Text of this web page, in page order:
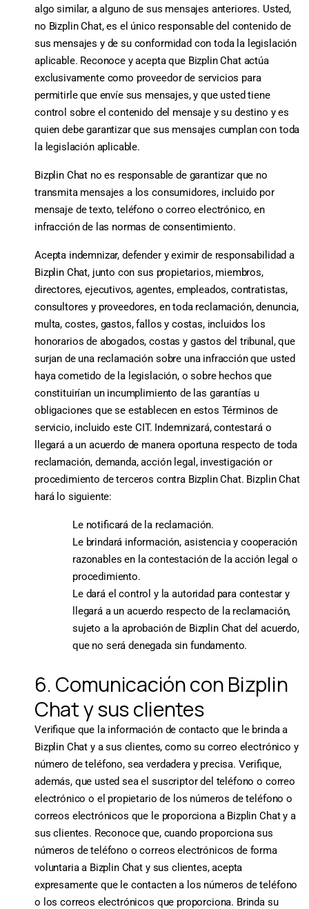
algo similar, a alguno de sus mensajes anteriores. Usted,
no Bizplin Chat, es el único responsable del contenido de
sus mensajes y de su conformidad con toda la legislación
aplicable. Reconoce y acepta que Bizplin Chat actúa
exclusivamente como proveedor de servicios para
permitirle que envíe sus mensajes, y que usted tiene
control sobre el contenido del mensaje y su destino y es
quien debe garantizar que sus mensajes cumplan con toda
la legislación aplicable.
Bizplin Chat no es responsable de garantizar que no
transmita mensajes a los consumidores, incluido por
mensaje de texto, teléfono o correo electrónico, en
infracción de las normas de consentimiento.
Acepta indemnizar, defender y eximir de responsabilidad a
Bizplin Chat, junto con sus propietarios, miembros,
directores, ejecutivos, agentes, empleados, contratistas,
consultores y proveedores, en toda reclamación, denuncia,
multa, costes, gastos, fallos y costas, incluidos los
honorarios de abogados, costas y gastos del tribunal, que
surjan de una reclamación sobre una infracción que usted
haya cometido de la legislación, o sobre hechos que
constituirían un incumplimiento de las garantías u
obligaciones que se establecen en estos Términos de
servicio, incluido este CIT. Indemnizará, contestará o
llegará a un acuerdo de manera oportuna respecto de toda
reclamación, demanda, acción legal, investigación or
procedimiento de terceros contra Bizplin Chat. Bizplin Chat
hará lo siguiente:
Le notificará de la reclamación.
Le brindará información, asistencia y cooperación
razonables en la contestación de la acción legal o
procedimiento.
Le dará el control y la autoridad para contestar y
llegará a un acuerdo respecto de la reclamación,
sujeto a la aprobación de Bizplin Chat del acuerdo,
que no será denegada sin fundamento.
6. Comunicación con Bizplin
Chat y sus clientes
Verifique que la información de contacto que le brinda a
Bizplin Chat y a sus clientes, como su correo electrónico y
número de teléfono, sea verdadera y precisa. Verifique,
además, que usted sea el suscriptor del teléfono o correo
electrónico o el propietario de los números de teléfono o
correos electrónicos que le proporciona a Bizplin Chat y a
sus clientes. Reconoce que, cuando proporciona sus
números de teléfono o correos electrónicos de forma
voluntaria a Bizplin Chat y sus clientes, acepta
expresamente que le contacten a los números de teléfono
o los correos electrónicos que proporciona. Brinda su